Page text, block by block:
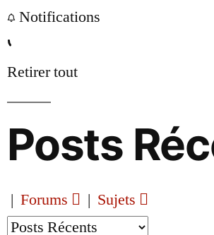
Notifications
Retirer tout
Posts
| Forums | Sujets